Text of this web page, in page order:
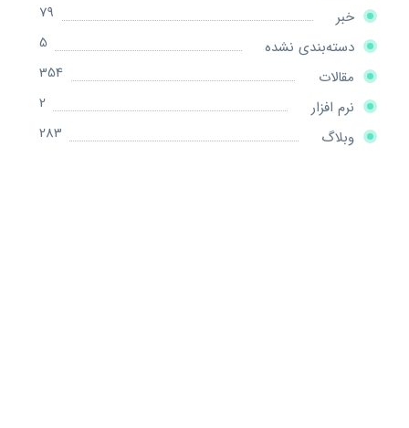
خبر
79
دسته‌بندی نشده
5
مقالات
354
نرم افزار
2
وبلاگ
283